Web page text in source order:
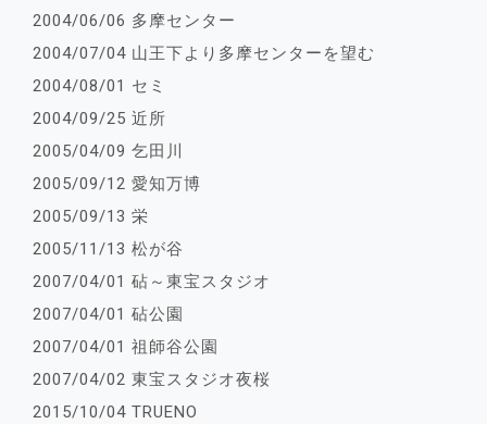
2004/06/06 多摩センター
2004/07/04 山王下より多摩センターを望む
2004/08/01 セミ
2004/09/25 近所
2005/04/09 乞田川
2005/09/12 愛知万博
2005/09/13 栄
2005/11/13 松が谷
2007/04/01 砧～東宝スタジオ
2007/04/01 砧公園
2007/04/01 祖師谷公園
2007/04/02 東宝スタジオ夜桜
2015/10/04 TRUENO